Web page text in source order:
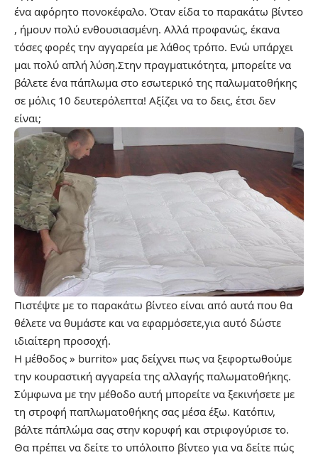
ένα αφόρητο πονοκέφαλο. Όταν είδα το παρακάτω βίντεο
, ήμουν πολύ ενθουσιασμένη. Αλλά προφανώς, έκανα
τόσες φορές την αγγαρεία με λάθος τρόπο. Ενώ υπάρχει
μαι πολύ απλή λύση.Στην πραγματικότητα, μπορείτε να
βάλετε ένα πάπλωμα στο εσωτερικό της παλωματοθήκης
σε μόλις 10 δευτερόλεπτα! Αξίζει να το δεις, έτσι δεν
είναι;
Πιστέψτε με το παρακάτω βίντεο είναι από αυτά που θα
θέλετε να θυμάστε και να εφαρμόσετε,για αυτό δώστε
ιδιαίτερη προσοχή.
Η μέθοδος » burrito» μας δείχνει πως να ξεφορτωθούμε
την κουραστική αγγαρεία της αλλαγής παλωματοθήκης.
Σύμφωνα με την μέθοδο αυτή μπορείτε να ξεκινήσετε με
τη στροφή παπλωματοθήκης σας μέσα έξω. Κατόπιν,
βάλτε πάπλώμα σας στην κορυφή και στριφογύρισε το.
Θα πρέπει να δείτε το υπόλοιπο βίντεο για να δείτε πώς